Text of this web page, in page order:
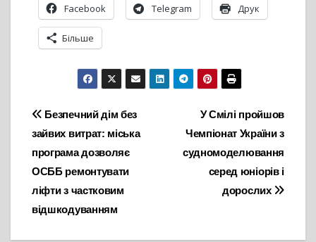
Facebook Telegram Друк
Більше
Навігація
записів
У Смілі пройшов
Чемпіонат України з
судномоделювання
серед юніорів і
дорослих
Безпечний дім без
зайвих витрат: міська
програма дозволяє
ОСББ ремонтувати
ліфти з частковим
відшкодуванням